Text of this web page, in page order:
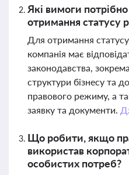
Які вимоги
отримання статусу
Для отримання статусу
компанія має
законодавства,
структури бізнесу та
правового режиму, а
заявку та документи.
Що робити, якщо
використав
особистих потреб?